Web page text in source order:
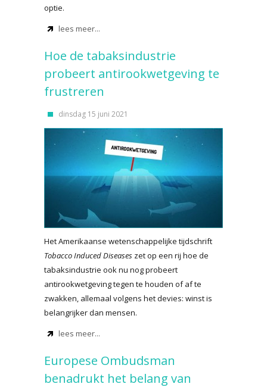
optie.
lees meer...
Hoe de tabaksindustrie
probeert antirookwetgeving te
frustreren
dinsdag 15 juni 2021
Het Amerikaanse wetenschappelijke tijdschrift
Tobacco Induced Diseases zet op een rij hoe de
tabaksindustrie ook nu nog probeert
antirookwetgeving tegen te houden of af te
zwakken, allemaal volgens het devies: winst is
belangrijker dan mensen.
lees meer...
Europese Ombudsman
benadrukt het belang van